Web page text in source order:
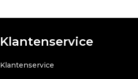
Klantenservice
Klantenservice